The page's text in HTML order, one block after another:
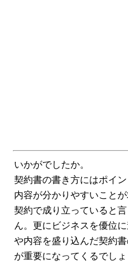
いかがでしたか。
契約書の書き方にはポイ
内容が分かりやすいこと
契約で成り立っていると
ん。更にビジネスを優位
や内容を盛り込んだ契約
が重要になってくるでしょ